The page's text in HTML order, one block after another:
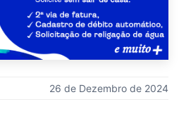
26 de Dezembro de 2024